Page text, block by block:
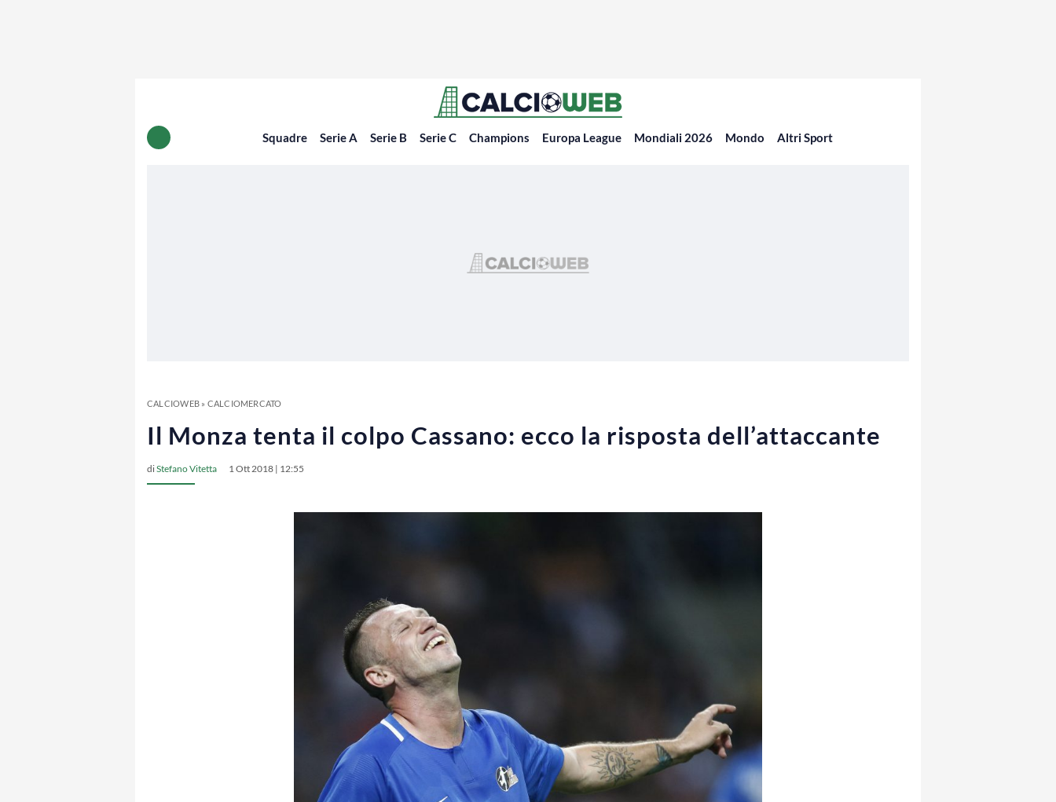
Squadre Serie A Serie B Serie C Champions Europa League Mondiali 2026 Mondo Altri Sport
CALCIOWEB» CALCIOMERCATO
Il Monza tenta il colpo Cassano: ecco la risposta dell’attaccante
diStefano Vitetta 1 Ott 2018 | 12:55